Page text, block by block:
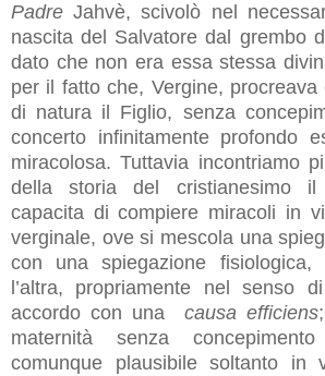
Padre Jahvè, scivolò nel
nascita del Salvatore dal grembo
dato che non era essa stessa
per il fatto che, Vergine,
di natura il Figlio, senza
concerto infinitamente profondo
miracolosa. Tuttavia incontriamo
della storia del cristianesimo il
capacita di compiere miracoli in
verginale, ove si mescola una
con una spiegazione fisiologica,
l’altra, propriamente nel senso
accordo con una causa efficiens
maternità senza
comunque plausibile soltanto in